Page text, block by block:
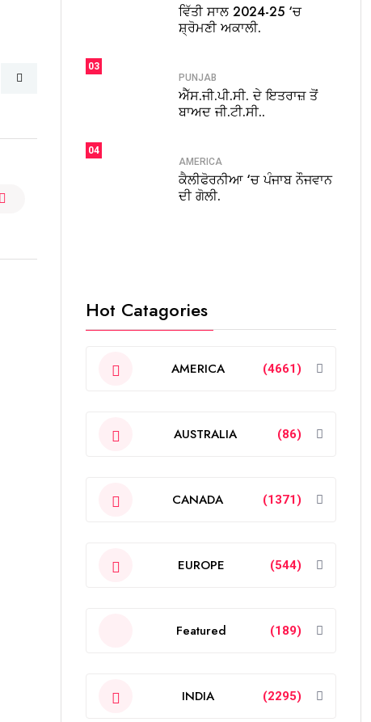
ਵਿੱਤੀ ਸਾਲ 2024-25 ‘ਚ
ਸ਼੍ਰੋਮਣੀ ਅਕਾਲੀ.
03
PUNJAB
ਐੱਸ.ਜੀ.ਪੀ.ਸੀ. ਦੇ ਇਤਰਾਜ਼ ਤੋਂ
ਬਾਅਦ ਜੀ.ਟੀ.ਸੀ..
04
AMERICA
ਕੈਲੀਫੋਰਨੀਆ ‘ਚ ਪੰਜਾਬ ਨੌਜਵਾਨ
ਦੀ ਗੋਲੀ.
Hot Catagories
AMERICA (4661)
AUSTRALIA (86)
CANADA (1371)
EUROPE (544)
Featured (189)
INDIA (2295)